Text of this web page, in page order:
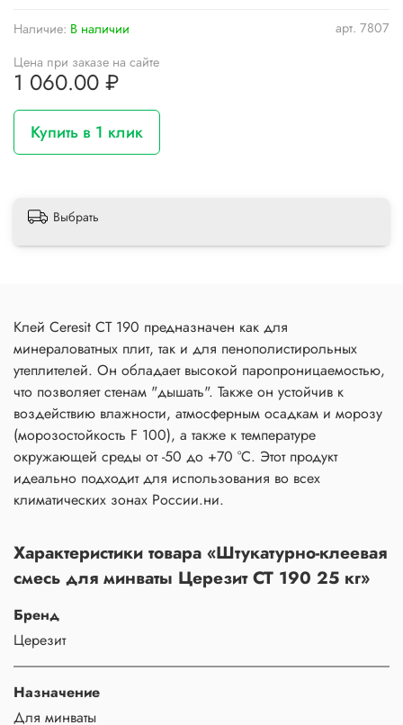
арт. 7807
Наличие: В наличии
Цена при заказе на сайте
1 060.00 ₽
Купить в 1 клик
Выбрать
Клей Ceresit CT 190 предназначен как для
минераловатных плит, так и для пенополистирольных
утеплителей. Он обладает высокой паропроницаемостью,
что позволяет стенам "дышать". Также он устойчив к
воздействию влажности, атмосферным осадкам и морозу
(морозостойкость F 100), а также к температуре
окружающей среды от -50 до +70 °C. Этот продукт
идеально подходит для использования во всех
климатических зонах России.ни.
Характеристики товара «Штукатурно-клеевая
смесь для минваты Церезит CT 190 25 кг»
Бренд
Церезит
Назначение
Для минваты